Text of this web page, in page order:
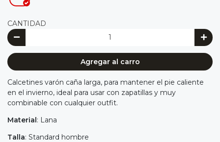
CANTIDAD
Agregar al carro
Calcetines varón caña larga, para mantener el pie caliente
en el invierno, ideal para usar con zapatillas y muy
combinable con cualquier outfit.
Material: Lana
Talla: Standard hombre